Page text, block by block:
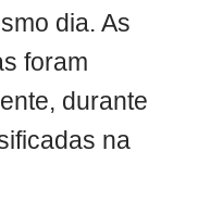
dia. As
foram
durante
na